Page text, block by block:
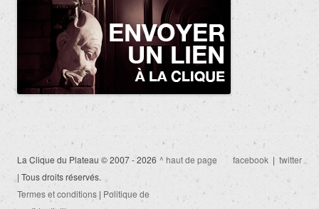
La Clique du Plateau © 2007 - 2026
| Tous droits réservés.
Termes et conditions | Politique de
^ haut de page facebook | twitter